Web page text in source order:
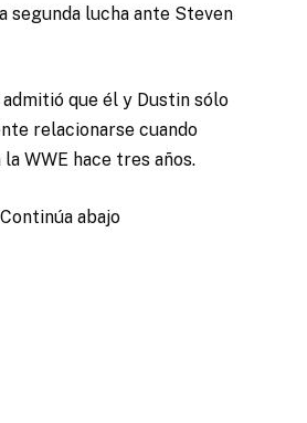
segunda lucha ante Steven
que él y Dustin sólo
relacionarse cuando
WWE hace tres años.
Continúa abajo